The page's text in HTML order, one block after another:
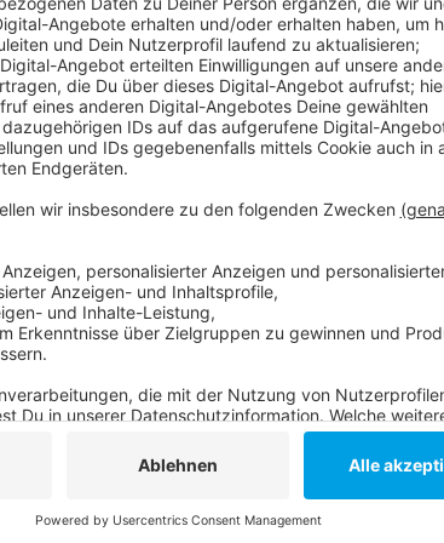
Die Organisatoren der so genannten Querdenken-
gegen eine Teilnahme der rechten Gruppierungen
daraufhin auf, es kam zu einzelnen Festnahmen.
hunderten Polizisten und einer Reiterstaffel
begleitet. Unter anderem musste die Cecilienallee
Konfrontation von rechten und linken
Zuletzt hatte es am 15. November eine Demo der